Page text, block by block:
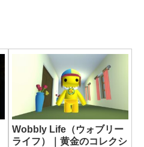
Wobbly Life（ウォブリー
ライフ）｜黄金のコレクシ